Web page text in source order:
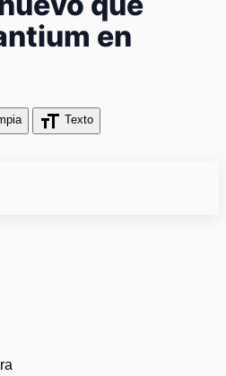
en
format_size Texto